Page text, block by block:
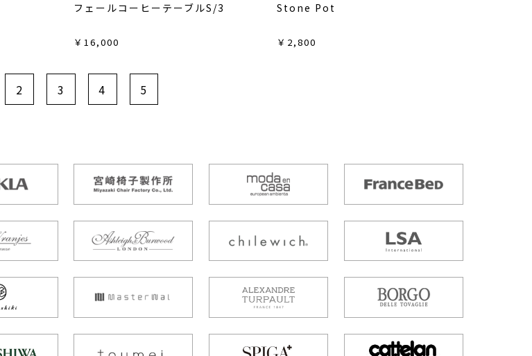
フェールコーヒーテーブルS/3
￥16,000
Stone Pot
￥2,800
2 3 4 5